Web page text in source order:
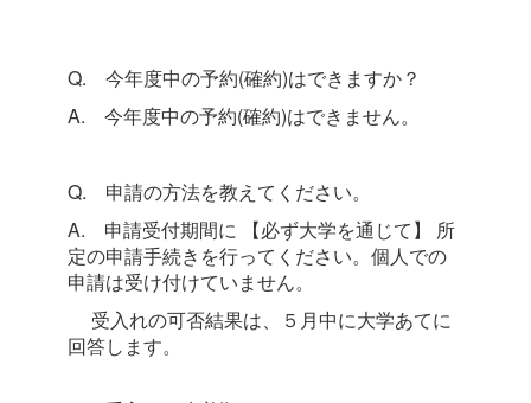
Q. 今年度中の予約(確約)はできますか？
A. 今年度中の予約(確約)はできません。
Q. 申請の方法を教えてください。
A. 申請受付期間に 【必ず大学を通じて】 所
定の申請手続きを行ってください。個人での
申請は受け付けていません。
受入れの可否結果は、５月中に大学あてに
回答します。